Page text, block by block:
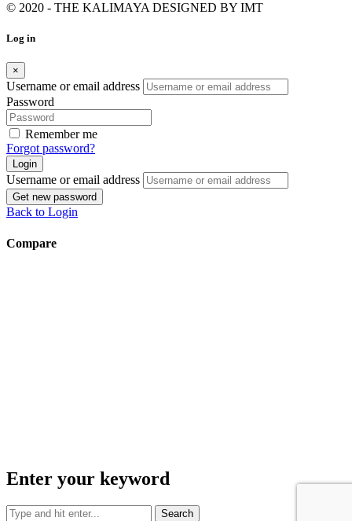
© 2020 - THE KALIMAYA DESIGNED BY IMT
Log in
×
Username or email address
Password
Remember me
Forgot password?
Login
Username or email address
Get new password
Back to Login
Compare
Enter your keyword
Search